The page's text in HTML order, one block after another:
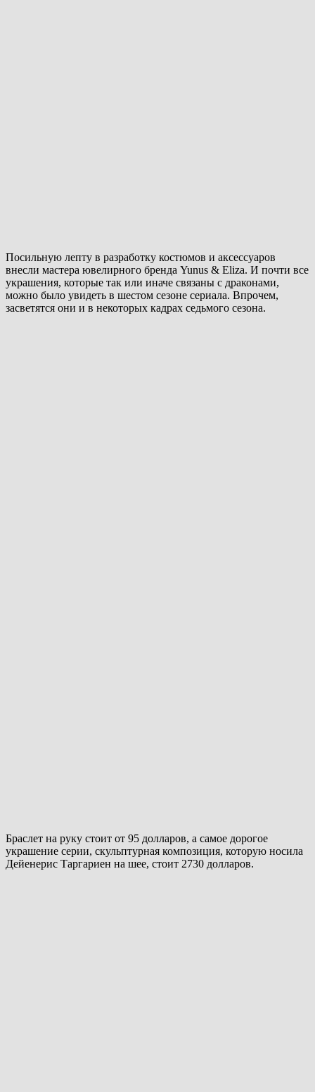
Посильную лепту в разработку костюмов и аксессуаров
внесли мастера ювелирного бренда Yunus & Eliza. И почти все
украшения, которые так или иначе связаны с драконами,
можно было увидеть в шестом сезоне сериала. Впрочем,
засветятся они и в некоторых кадрах седьмого сезона.
Браслет на руку стоит от 95 долларов, а самое дорогое
украшение серии, скульптурная композиция, которую носила
Дейенерис Таргариен на шее, стоит 2730 долларов.